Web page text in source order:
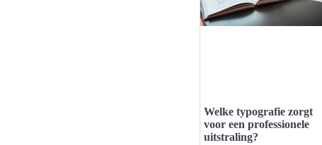
Welke typografie zorgt
voor een professionele
uitstraling?